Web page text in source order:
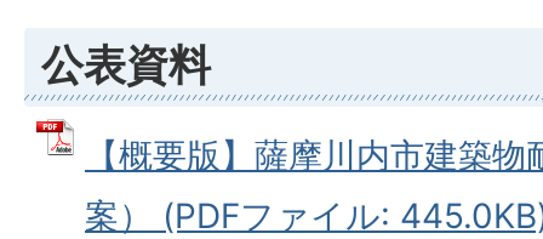
公表資料
【概要版】薩摩川内市建築
案） (PDFファイル: